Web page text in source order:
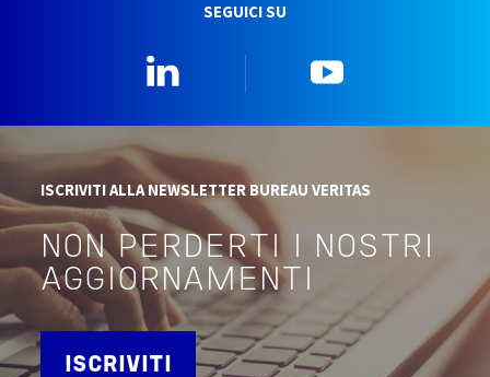
SEGUICI SU
ISCRIVITI ALLA NEWSLETTER BUREAU VERITAS
NON PERDERTI I NOSTRI
AGGIORNAMENTI
ISCRIVITI